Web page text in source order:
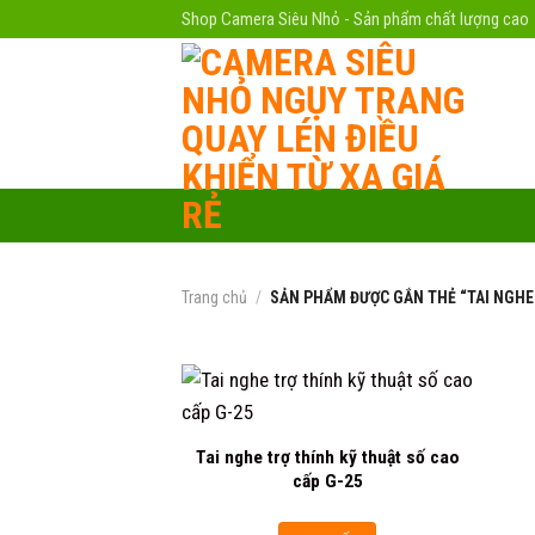
Shop Camera Siêu Nhỏ - Sản phẩm chất lượng cao
Trang chủ / SẢN PHẨM ĐƯỢC GẮN THẺ “TAI
Tai nghe trợ thính kỹ thuật số cao
cấp G-25